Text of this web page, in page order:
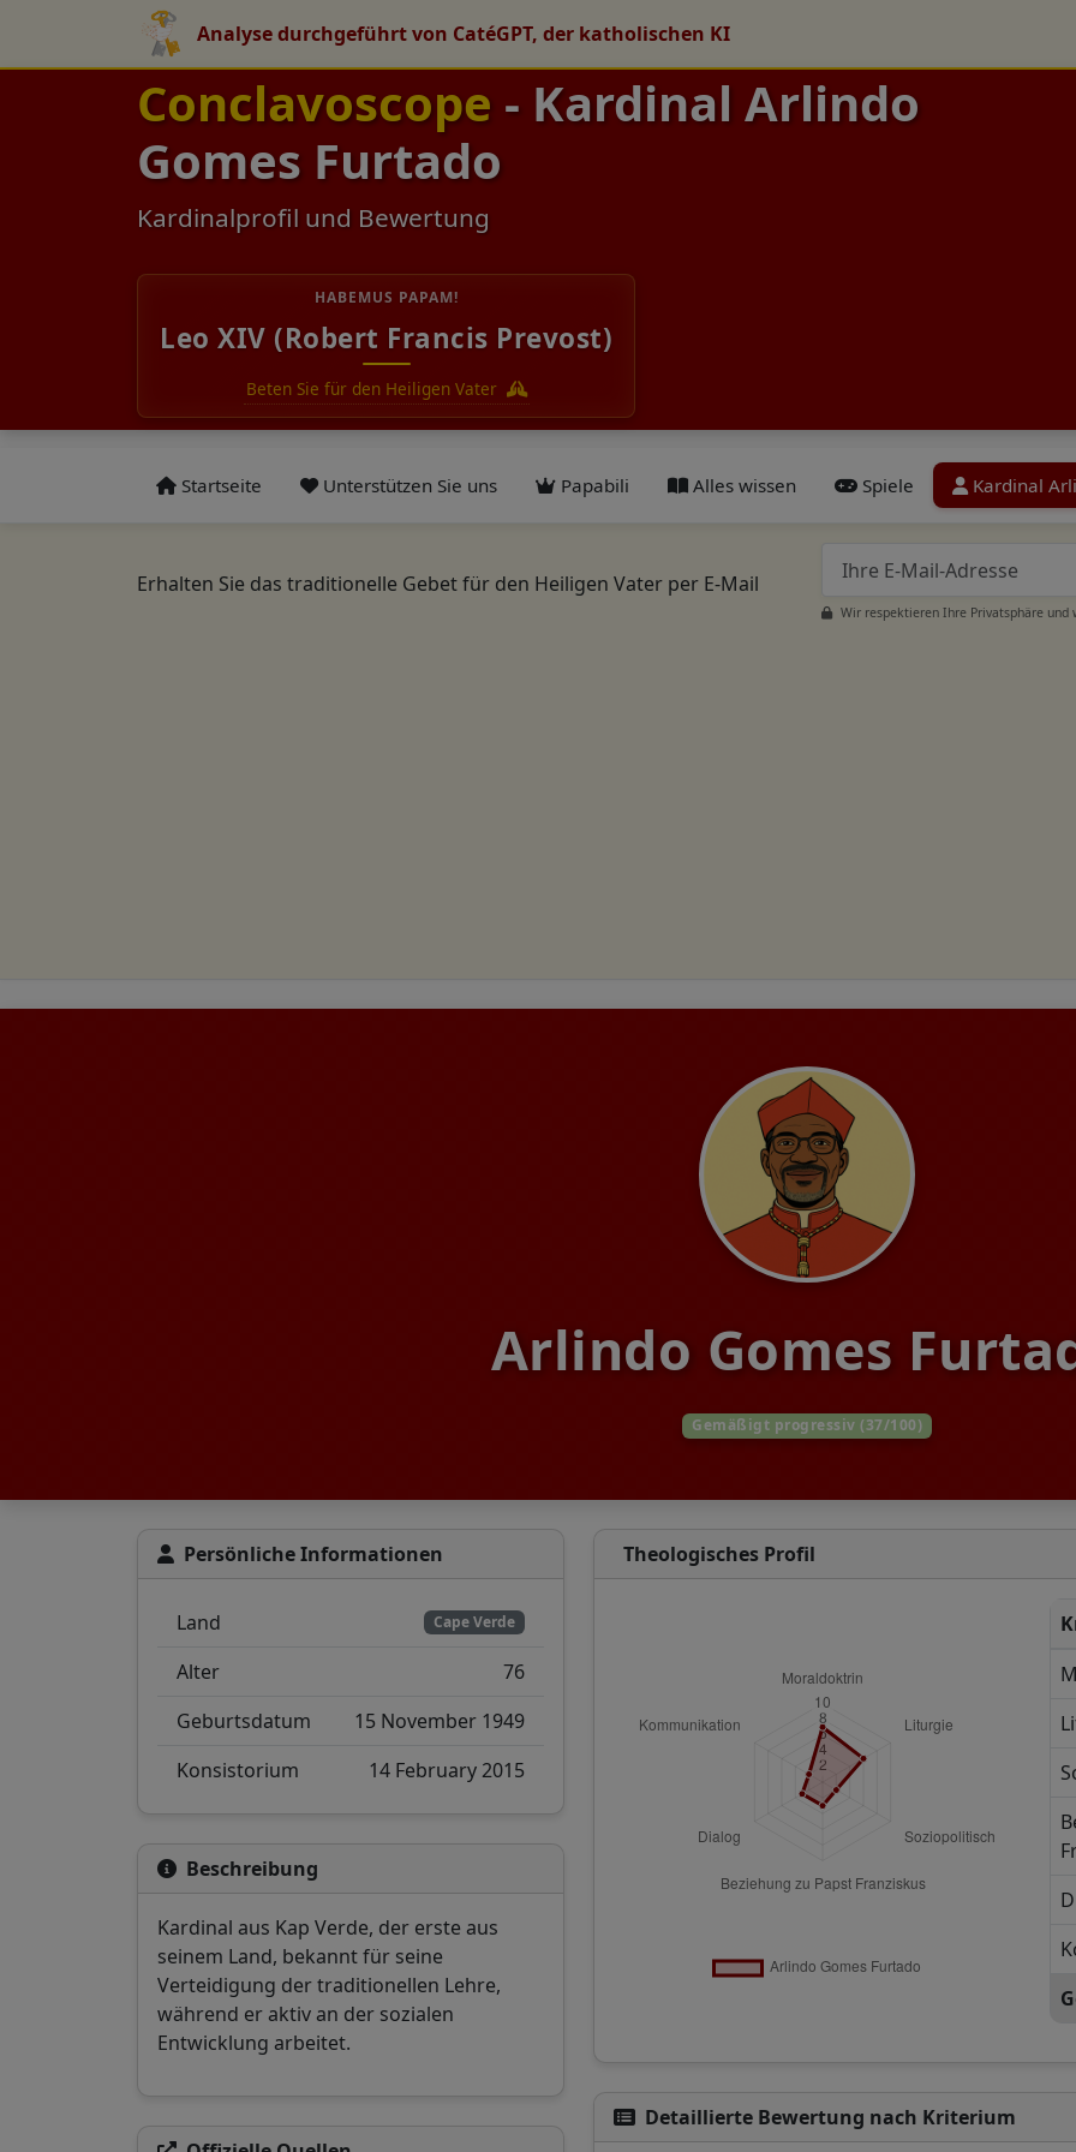
Analyse durchgeführt von CatéGPT, der katholischen KI
Conclavoscope - Kardinal Arlindo
Gomes Furtado
Kardinalprofil und Bewertung
HABEMUS PAPAM!
Leo XIV (Robert Francis Prevost)
Beten Sie für den Heiligen Vater
Startseite Unterstützen Sie uns Papabili Alles wissen Spiele Kardinal
Erhalten Sie das traditionelle Gebet für den Heiligen Vater per E-Mail
Wir respektieren Ihre Privatsphäre
Arlindo Gomes
Gemäßigt progressiv (37/100)
Persönliche Informationen
Land Cape Verde
Alter
76
Geburtsdatum
15 November 1949
Konsistorium
14 February 2015
Beschreibung
Kardinal aus Kap Verde, der erste aus
seinem Land, bekannt für seine
Verteidigung der traditionellen Lehre,
während er aktiv an der sozialen
Entwicklung arbeitet.
Theologisches Profil
Detaillierte Bewertung nach Kriterium